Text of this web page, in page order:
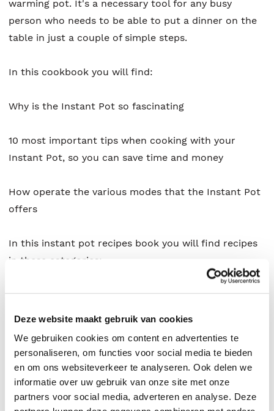
Deze website maakt gebruik van cookies
We gebruiken cookies om content en advertenties te
personaliseren, om functies voor social media te bieden
en om ons websiteverkeer te analyseren. Ook delen we
informatie over uw gebruik van onze site met onze
partners voor social media, adverteren en analyse. Deze
warming pot. It's a necessary tool for any busy
person who needs to be able to put a dinner on the
table in just a couple of simple steps.
In this cookbook you will find:
Why is the Instant Pot so fascinating
10 most important tips when cooking with your
Instant Pot, so you can save time and money
How operate the various modes that the Instant Pot
offers
In this instant pot recipes book you will find recipes
in these categories:
Lamb and Green Beans Stew
Dill Okra Mix
Chicken and Black Eyed Pease